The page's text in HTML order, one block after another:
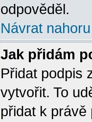
odpověděl.
Návrat nahoru
Jak přidám
Přidat podpis
vytvořit. To
přidat k